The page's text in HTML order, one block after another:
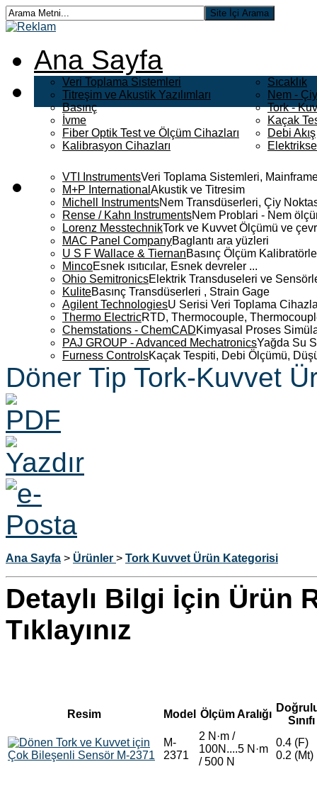
Ana Sayfa
Veri Toplama Sistemleri
Titreşim ve Akustik Yazılımları
Basınç
İvme
Fiber Optik Test ve Ölçüm Cihazları
Kalibrasyon Cihazları
Sıcaklık
Nem -
Tork -
Kaçak
Debi Akış
VTI InstrumentsVeri Toplama Sistemleri,
M+P International Akustik ve Titresim
Michell InstrumentsNem Transdüserleri, Çiy
Rense / Kahn InstrumentsNem Problari - Nem
Lorenz MesstechnikTork ve Kuvvet Ölçümü ve
MAC Panel CompanyBaglantı ara yüzleri
U S F Wallace & TiernanBasınç Ölçüm
MincoEsnek ısıtıcılar, Esnek devreler ...
Ohio SemitronicsElektrik Transduseleri ve
KuliteBasınç Transdüserleri , Strain Gage
Agilent TechnologiesU Serisi Veri Toplama
Thermo ElectricRTD, Thermocouple,
Chemstations - ChemCADKimyasal Proses
PAJ GROUP - Advanced MechatronicsYağda Su
Furness ControlsKaçak Tespiti, Debi Ölçümü,
Döner Tip Tork-Kuvvet
Ana Sayfa > Ürünler > Tork Kuvvet Ürün Kategorisi
Detaylı Bilgi İçin Ürün
Tıklayınız
Resim Model Ölçüm Aralığı
Sınıfı
M-
2371
2 N·m /
100N....5 N·m
/ 500 N
0.4 (F)
0.2 (Mt)